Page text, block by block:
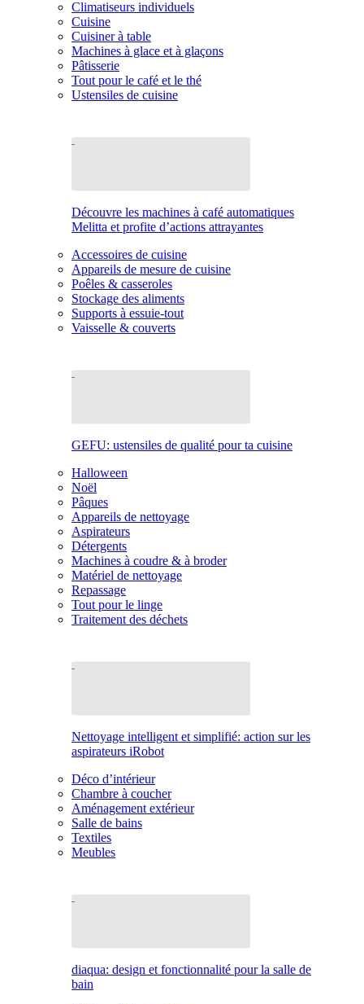
Climatiseurs individuels
Cuisine
Cuisiner à table
Machines à glace et à glaçons
Pâtisserie
Tout pour le café et le thé
Ustensiles de cuisine
Découvre les machines à café automatiques
Melitta et profite d’actions attrayantes
Accessoires de cuisine
Appareils de mesure de cuisine
Poêles & casseroles
Stockage des aliments
Supports à essuie-tout
Vaisselle & couverts
GEFU: ustensiles de qualité pour ta cuisine
Halloween
Noël
Pâques
Appareils de nettoyage
Aspirateurs
Détergents
Machines à coudre & à broder
Matériel de nettoyage
Repassage
Tout pour le linge
Traitement des déchets
Nettoyage intelligent et simplifié: action sur les
aspirateurs iRobot
Déco d’intérieur
Chambre à coucher
Aménagement extérieur
Salle de bains
Textiles
Meubles
diaqua: design et fonctionnalité pour la salle de
bain